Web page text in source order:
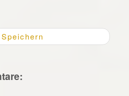
Speichern